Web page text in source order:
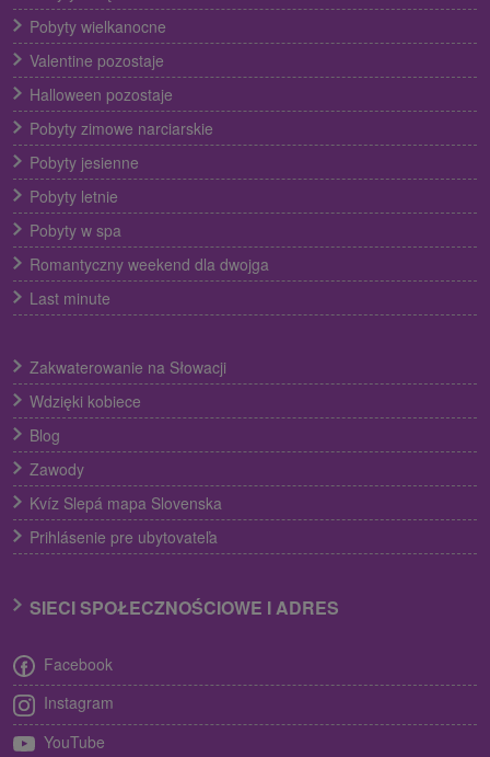
Pobyty wielkanocne
Valentine pozostaje
Halloween pozostaje
Pobyty zimowe narciarskie
Pobyty jesienne
Pobyty letnie
Pobyty w spa
Romantyczny weekend dla dwojga
Last minute
Zakwaterowanie na Słowacji
Wdzięki kobiece
Blog
Zawody
Kvíz Slepá mapa Slovenska
Prihlásenie pre ubytovateľa
SIECI SPOŁECZNOŚCIOWE I ADRES
Facebook
Instagram
YouTube